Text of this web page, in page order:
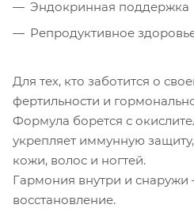
Эндокринная поддержка
Репродуктивное
Для тех, кто заботится о
фертильности и
Формула борется с
укрепляет иммунную
кожи, волос и ногтей.
Гармония внутри и снаружи
восстановление.